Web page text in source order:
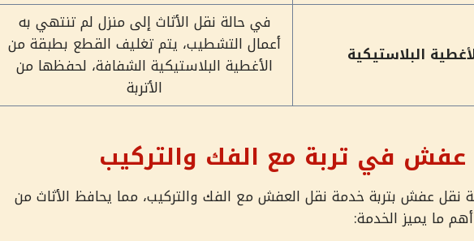
البلاستيكية
في حالة نقل الأثاث إلى منزل لم تنتهي به
أعمال التشطيب، يتم تغليف القطع بطبقة من
الأغطية البلاستيكية الشفافة، لحفظها من
الأتربة
في تربة مع الفك والتركيب
عفش بتربة خدمة نقل العفش مع الفك والتركيب، مما يحافظ الأثاث من
ما يميز الخدمة: